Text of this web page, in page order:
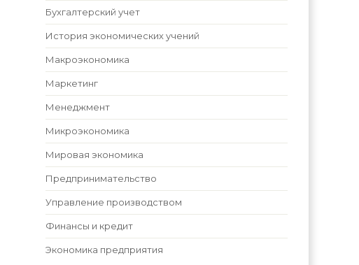
Бухгалтерский учет
История экономических учений
Макроэкономика
Маркетинг
Менеджмент
Микроэкономика
Мировая экономика
Предпринимательство
Управление производством
Финансы и кредит
Экономика предприятия